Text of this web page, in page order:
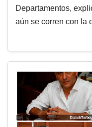
Departamentos,
aún se corren con la